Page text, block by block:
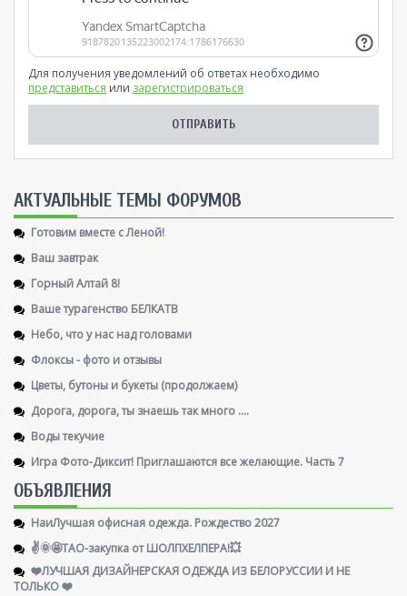
Для получения уведомлений об ответах необходимо
представиться или зарегистрироваться
AКТУАЛЬНЫЕ ТЕМЫ ФОРУМОВ
Готовим вместе с Леной!
Ваш завтрак
Горный Алтай 8!
Ваше турагенство БЕЛКАТВ
Небо, что у нас над головами
Флоксы - фото и отзывы
Цветы, бутоны и букеты (продолжаем)
Дорога, дорога, ты знаешь так много ....
Воды текучие
Игра Фото-Диксит! Приглашаются все желающие. Часть 7
ОБЪЯВЛЕНИЯ
НаиЛучшая офисная одежда. Рождество 2027
✌️🌞🤩ТАО-закупка от ШОЛПХЕЛПЕРА!💥
❤️ЛУЧШАЯ ДИЗАЙНЕРСКАЯ ОДЕЖДА ИЗ БЕЛОРУССИИ И НЕ
ТОЛЬКО ❤️